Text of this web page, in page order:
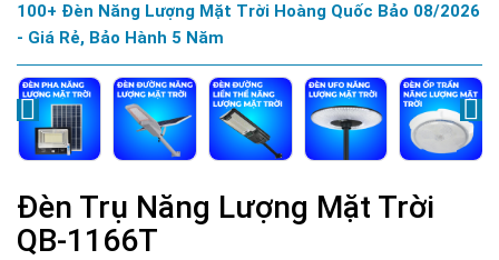
100+ Đèn Năng Lượng Mặt Trời Hoàng Quốc Bảo 08/2026
- Giá Rẻ, Bảo Hành 5 Năm
Đèn Trụ Năng Lượng Mặt Trời
QB-1166T